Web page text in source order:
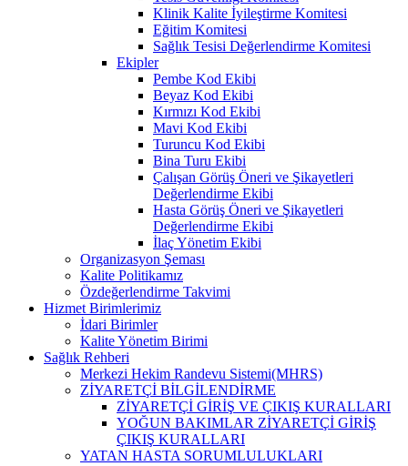
Klinik Kalite İyileştirme Komitesi
Eğitim Komitesi
Sağlık Tesisi Değerlendirme Komitesi
Ekipler
Pembe Kod Ekibi
Beyaz Kod Ekibi
Kırmızı Kod Ekibi
Mavi Kod Ekibi
Turuncu Kod Ekibi
Bina Turu Ekibi
Çalışan Görüş Öneri ve Şikayetleri
Değerlendirme Ekibi
Hasta Görüş Öneri ve Şikayetleri
Değerlendirme Ekibi
İlaç Yönetim Ekibi
Organizasyon Şeması
Kalite Politikamız
Özdeğerlendirme Takvimi
Hizmet Birimlerimiz
İdari Birimler
Kalite Yönetim Birimi
Sağlık Rehberi
Merkezi Hekim Randevu Sistemi(MHRS)
ZİYARETÇİ BİLGİLENDİRME
ZİYARETÇİ GİRİŞ VE ÇIKIŞ KURALLARI
YOĞUN BAKIMLAR ZİYARETÇİ GİRİŞ
ÇIKIŞ KURALLARI
YATAN HASTA SORUMLULUKLARI